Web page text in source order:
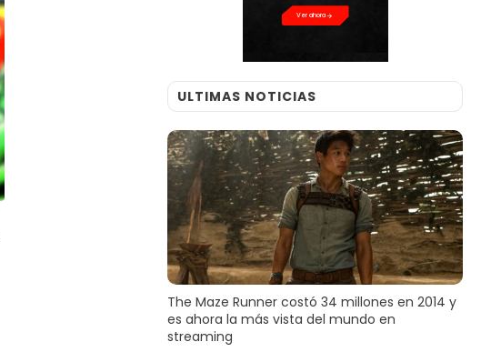
Ver ahora
ULTIMAS NOTICIAS
The Maze Runner costó 34 millones en 2014 y
es ahora la más vista del mundo en
streaming